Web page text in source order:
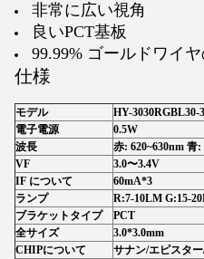
非常に広い視角
良いPCT基板
99.99% ゴールドワイ
仕様
モデル HY-3030RGBL30-
電子電源
0.5W
波長
赤: 620~630nm 青:
VF
3.0〜3.4V
IF について
60mA*3
ランプ
R:7-10LM G:15-
ブラケットタイプ
PCT
全サイズ
3.0*3.0mm
CHIPについて
サナン/エピスタ